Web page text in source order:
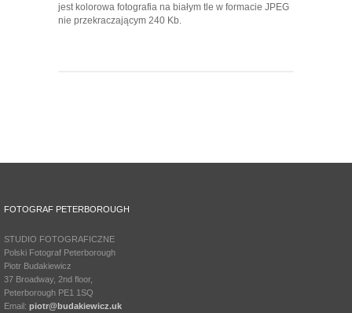
jest kolorowa fotografia na białym tle w formacie JPEG
nie przekraczającym 240 Kb.
FOTOGRAF PETERBOROUGH
STUDIO FOTOGRAFICZNE
Polski Fotograf Peterborough
Piotr Budakiewicz
37 Broadway, 2nd floor,
Peterborough PE1 1SQ
Email: piotr@budakiewicz.uk